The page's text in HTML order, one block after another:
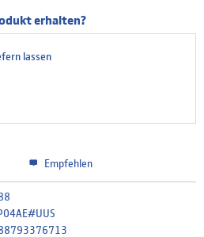
erhalten?
lassen
Empfehlen